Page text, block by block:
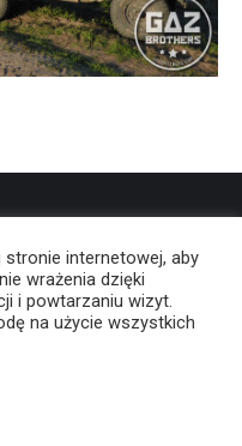
internetowej, aby
wrażenia dzięki
i powtarzaniu wizyt.
na użycie wszystkich